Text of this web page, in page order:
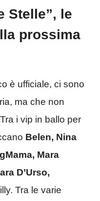
Stelle”, le
prossima
è ufficiale, ci sono
ma che non
i vip in ballo per
Belen, Nina
Mara
D’Urso,
Tra le varie